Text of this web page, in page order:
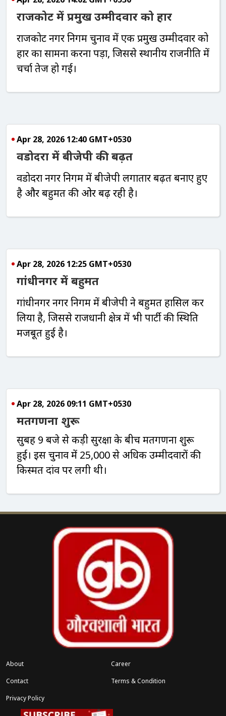
राजकोट में प्रमुख उम्मीदवार को हार
राजकोट नगर निगम चुनाव में एक प्रमुख उम्मीदवार को
हार का सामना करना पड़ा, जिससे स्थानीय राजनीति में
चर्चा तेज हो गई।
Apr 28, 2026 12:40 GMT+0530
वडोदरा में बीजेपी की बढ़त
वडोदरा नगर निगम में बीजेपी लगातार बढ़त बनाए हुए
है और बहुमत की ओर बढ़ रही है।
Apr 28, 2026 12:25 GMT+0530
गांधीनगर में बहुमत
गांधीनगर नगर निगम में बीजेपी ने बहुमत हासिल कर
लिया है, जिससे राजधानी क्षेत्र में भी पार्टी की स्थिति
मजबूत हुई है।
Apr 28, 2026 09:11 GMT+0530
मतगणना शुरू
सुबह 9 बजे से कड़ी सुरक्षा के बीच मतगणना शुरू
हुई। इस चुनाव में 25,000 से अधिक उम्मीदवारों की
किस्मत दांव पर लगी थी।
About
Career
Contact
Terms & Condition
Privacy Policy